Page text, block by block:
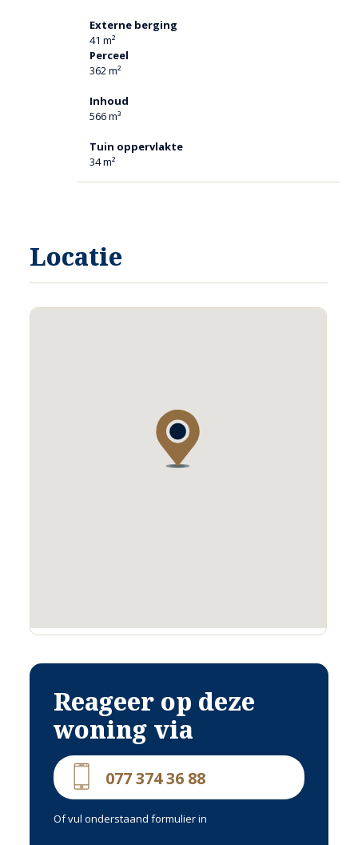
Externe berging
41 m²
Perceel
362 m²
Inhoud
566 m³
Tuin oppervlakte
34 m²
Locatie
Reageer op deze
woning via
077 374 36 88
Of vul onderstaand formulier in